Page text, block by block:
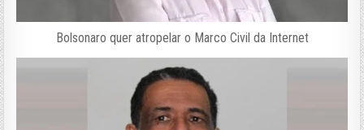
Bolsonaro quer atropelar o Marco Civil da Internet